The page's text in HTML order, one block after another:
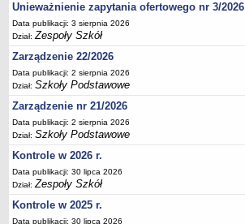
Zespół Poradni
BIURO FINANSÓW OŚWIATY
Dane podstawowe
Statut
Majątek
Godziny dyżurów
Ogłoszenia
Zarządzenia
Rejestry, ewidencje, archiwa
Kontrole
PONOWNE WYKORZYSTYWANIE
Unieważnienie zapytania ofertowego nr 3/2026
Data publikacji: 3 sierpnia 2026
Dział:Zespoły Szkół
Zarządzenie 22/2026
Data publikacji: 2 sierpnia 2026
Dział:Szkoły Podstawowe
Zarządzenie nr 21/2026
Data publikacji: 2 sierpnia 2026
Dział:Szkoły Podstawowe
Kontrole w 2026 r.
Data publikacji: 30 lipca 2026
Dział:Zespoły Szkół
Kontrole w 2025 r.
Data publikacji: 30 lipca 2026